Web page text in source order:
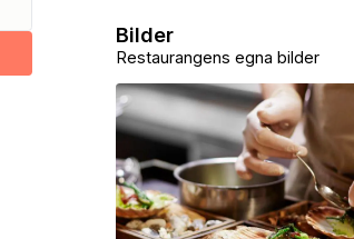
Restaurangens egna bilder
Bilder